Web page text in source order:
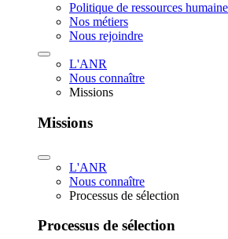
Politique de ressources
Nos métiers
Nous rejoindre
L'ANR
Nous connaître
Missions
Missions
L'ANR
Nous connaître
Processus de sélection
Processus de sélection